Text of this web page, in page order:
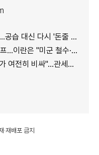
대신 다시 '돈줄 죄기'
은 "미군 철수·배상부터"
"…관세발 물가 상승은 부인
재배포 금지